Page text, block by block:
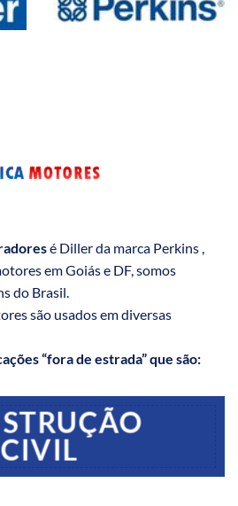
é Diller da marca Perkins ,
em Goiás e DF, somos
do Brasil.
são usados em diversas
“fora de estrada” que são:
CIVIL